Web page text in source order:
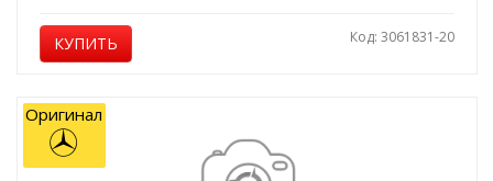
КУПИТЬ Код: 3061831-20
Оригинал